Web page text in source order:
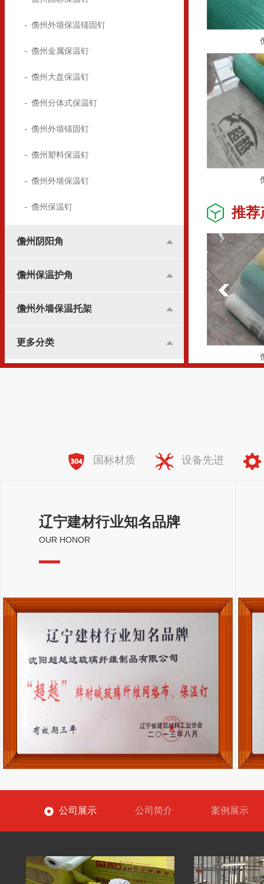
儋州外墙保温锚固钉
儋州金属保温钉
儋州大盘保温钉
儋州分体式保温钉
儋州外墙锚固钉
儋州塑料保温钉
儋州外墙保温钉
儋州保温钉
儋州阴阳角
儋州保温护角
儋州外墙保温托架
更多分类
推荐
国标材质 设备先进
辽宁建材行业知名品牌
OUR HONOR
公司展示 公司简介 案例展示